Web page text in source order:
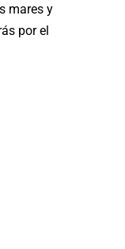
mares y
por el